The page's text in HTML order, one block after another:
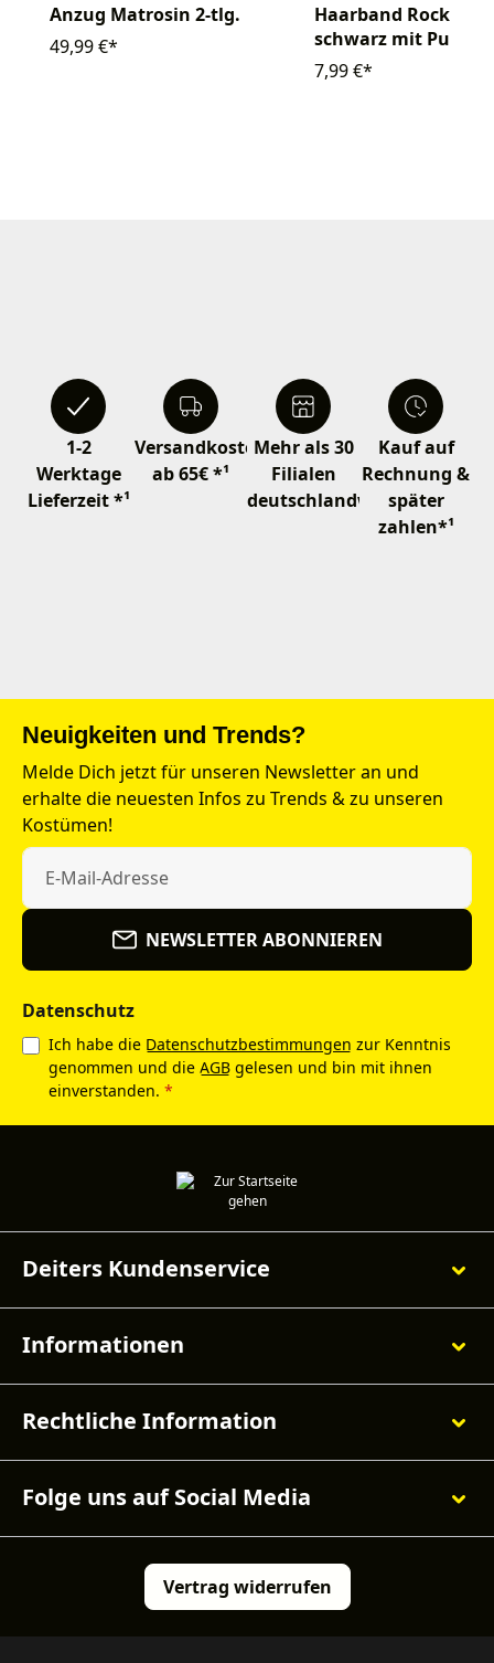
Anzug Matrosin 2-tlg.
49,99 €*
Haarband Rock´n
schwarz mit
7,99 €*
1-2
Werktage
Lieferzeit *¹
Versandkostenfrei
ab 65€ *¹
Mehr als 30
Filialen
deutschlandweit
Kauf auf
Rechnung &
später
zahlen*¹
Neuigkeiten und Trends?
Melde Dich jetzt für unseren Newsletter an und
erhalte die neuesten Infos zu Trends & zu unseren
Kostümen!
NEWSLETTER ABONNIEREN
Datenschutz
Ich habe die Datenschutzbestimmungen zur Kenntnis
genommen und die AGB gelesen und bin mit ihnen
einverstanden. *
Deiters Kundenservice
Informationen
Rechtliche Information
Folge uns auf Social Media
Vertrag widerrufen